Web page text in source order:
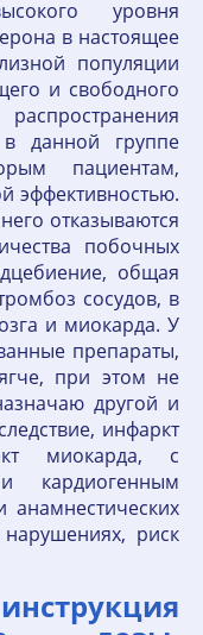
уровня
в настоящее
популяции
и свободного
данной группе
пациентам,
эффективностью.
отказываются
побочных
общая
сосудов, в
и миокарда. У
препараты,
при этом не
другой и
инфаркт
миокарда, с
кардиогенным
риск